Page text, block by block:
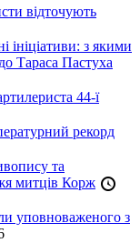
відточують
ініціативи: з якими
Тараса Пастуха
44-ї
рекорд
та
митців Корж
уповноваженого з